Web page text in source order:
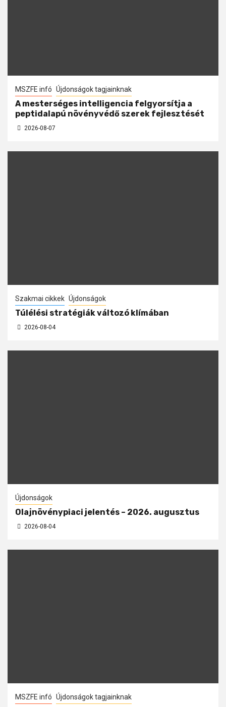
MSZFE infó Újdonságok tagjainknak
A mesterséges intelligencia felgyorsítja a
peptidalapú növényvédő szerek fejlesztését
2026-08-07
Szakmai cikkek Újdonságok
Túlélési stratégiák változó klímában
2026-08-04
Újdonságok
Olajnövénypiaci jelentés – 2026. augusztus
2026-08-04
MSZFE infó Újdonságok tagjainknak